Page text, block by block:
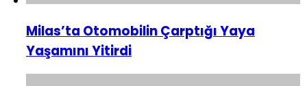
Milas’ta Otomobilin Çarptığı Yaya
Yaşamını Yitirdi